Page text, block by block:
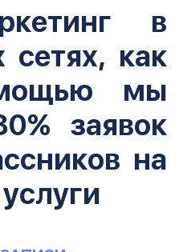
в
сетях, как
мы
заявок
на